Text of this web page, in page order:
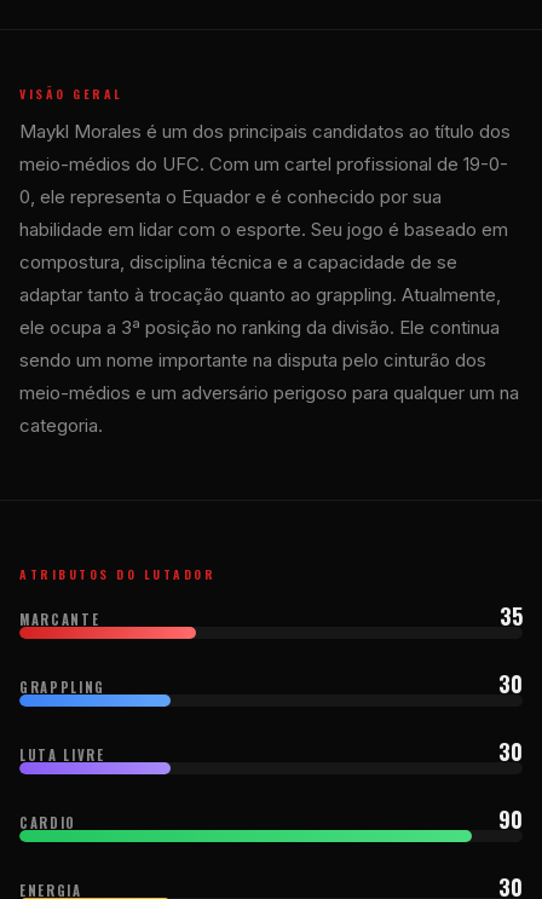
VISÃO GERAL
Maykl Morales é um dos principais candidatos ao título dos
meio-médios do UFC. Com um cartel profissional de 19-0-
0, ele representa o Equador e é conhecido por sua
habilidade em lidar com o esporte. Seu jogo é baseado em
compostura, disciplina técnica e a capacidade de se
adaptar tanto à trocação quanto ao grappling. Atualmente,
ele ocupa a 3ª posição no ranking da divisão. Ele continua
sendo um nome importante na disputa pelo cinturão dos
meio-médios e um adversário perigoso para qualquer um na
categoria.
ATRIBUTOS DO LUTADOR
MARCANTE 35
GRAPPLING 30
LUTA LIVRE 30
CARDIO 90
ENERGIA 30